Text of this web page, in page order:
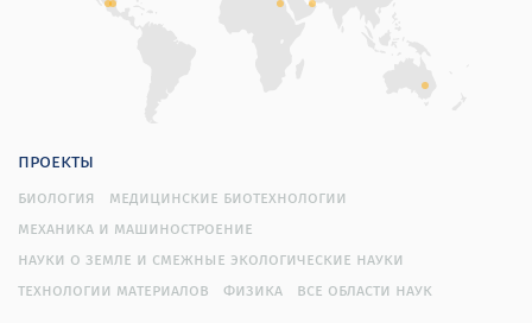
проекты
биология
медицинские биотехнологии
механика и машиностроение
науки о земле и смежные экологические науки
технологии материалов
физика все области наук